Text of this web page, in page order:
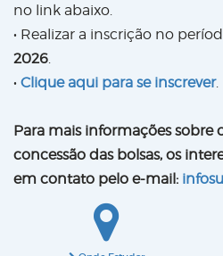
no link abaixo.
• Realizar a inscrição no
2026.
• Clique aqui para se inscrever.
Para mais informações sobre
concessão das bolsas, os
em contato pelo e-mail: